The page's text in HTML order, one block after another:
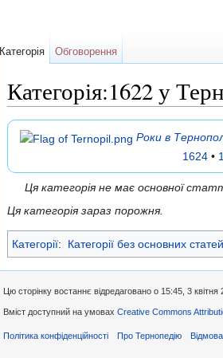
Категорія:1622 у
Роки в
1624 •
Ця категорія не має основної
Ця категорія зараз порожня.
Категорії: Категорії без основних статей
Категорія Обговорення
Цю сторінку востаннє відредаговано о 15:45, 3 квітня
Вміст доступний на умовах Creative Commons
Політика конфіденційності Про Тернопедію